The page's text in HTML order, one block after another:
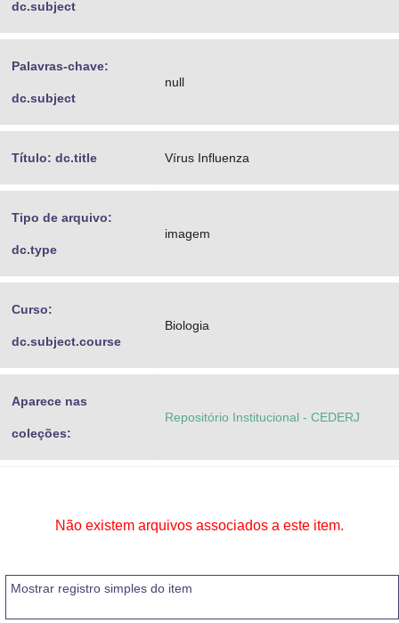
dc.subject
Palavras-chave:
dc.subject
null
Título: dc.title Vírus Influenza
Tipo de arquivo:
dc.type
imagem
Curso:
dc.subject.course
Biologia
Aparece nas
coleções:
Repositório Institucional - CEDERJ
Não existem arquivos associados a este item.
Mostrar registro simples do item